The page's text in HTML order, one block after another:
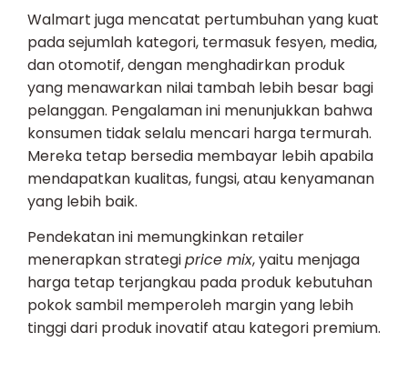
Walmart juga mencatat pertumbuhan yang kuat
pada sejumlah kategori, termasuk fesyen, media,
dan otomotif, dengan menghadirkan produk
yang menawarkan nilai tambah lebih besar bagi
pelanggan. Pengalaman ini menunjukkan bahwa
konsumen tidak selalu mencari harga termurah.
Mereka tetap bersedia membayar lebih apabila
mendapatkan kualitas, fungsi, atau kenyamanan
yang lebih baik.
Pendekatan ini memungkinkan retailer
menerapkan strategiprice mix, yaitu menjaga
harga tetap terjangkau pada produk kebutuhan
pokok sambil memperoleh margin yang lebih
tinggi dari produk inovatif atau kategori premium.